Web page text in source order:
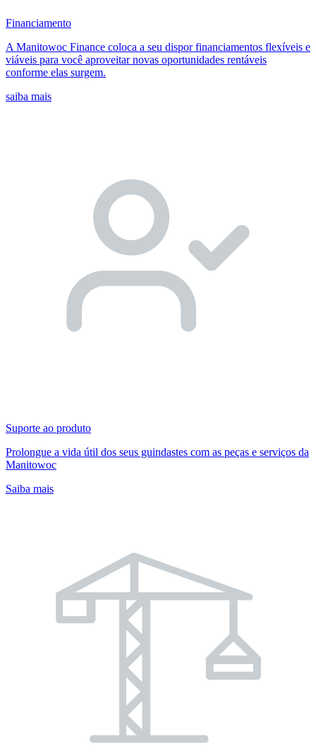
Financiamento
A Manitowoc Finance coloca a seu dispor financiamentos flexíveis e
viáveis para você aproveitar novas oportunidades rentáveis
conforme elas surgem.
saiba mais
Suporte ao produto
Prolongue a vida útil dos seus guindastes com as peças e serviços da
Manitowoc
Saiba mais